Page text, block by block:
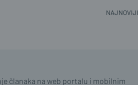
najnoviji
članaka na web portalu i mobilnim